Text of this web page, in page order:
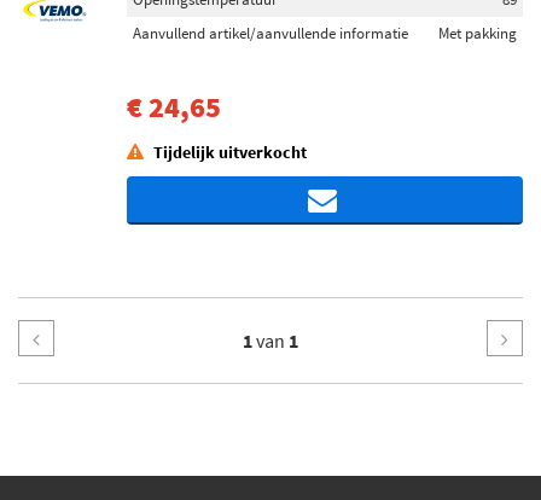
Aanvullend artikel/aanvullende informatie
Met pakking
€ 24,65
Tijdelijk uitverkocht
1van 1